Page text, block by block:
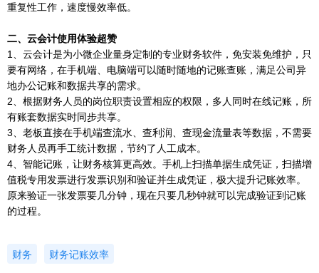
重复性工作，速度慢效率低。
二、云会计使用体验超赞
1、云会计是为小微企业量身定制的专业财务软件，免安装免维护，只
要有网络，在手机端、电脑端可以随时随地的记账查账，满足公司异
地办公记账和数据共享的需求。
2、根据财务人员的岗位职责设置相应的权限，多人同时在线记账，所
有账套数据实时同步共享。
3、老板直接在手机端查流水、查利润、查现金流量表等数据，不需要
财务人员再手工统计数据，节约了人工成本。
4、智能记账，让财务核算更高效。手机上扫描单据生成凭证，扫描增
值税专用发票进行发票识别和验证并生成凭证，极大提升记账效率。
原来验证一张发票要几分钟，现在只要几秒钟就可以完成验证到记账
的过程。
财务 财务记账效率